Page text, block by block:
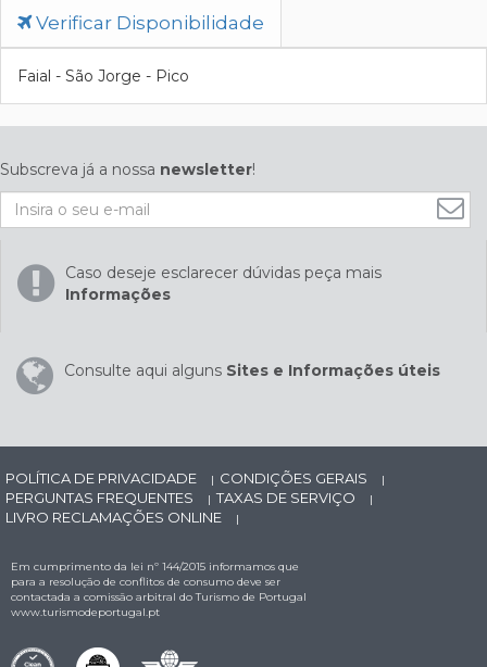
Verificar Disponibilidade
Faial - São Jorge - Pico
Subscreva já a nossa newsletter!
Caso deseje esclarecer dúvidas peça mais
Informações
Consulte aqui alguns Sites e Informações úteis
POLÍTICA DE PRIVACIDADE | CONDIÇÕES GERAIS |
PERGUNTAS FREQUENTES | TAXAS DE SERVIÇO |
LIVRO RECLAMAÇÕES ONLINE |
Em cumprimento da lei nº 144/2015 informamos que
para a resolução de conflitos de consumo deve ser
contactada a comissão arbitral do Turismo de Portugal
www.turismodeportugal.pt